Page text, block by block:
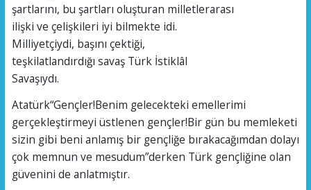
şartlarını, bu şartları oluşturan milletlerarası
ilişki ve çelişkileri iyi bilmekte idi.
Milliyetçiydi, başını çektiği,
teşkilatlandırdığı savaş Türk İstiklâl
Savaşıydı.
Atatürk“Gençler!Benim gelecekteki emellerimi
gerçekleştirmeyi üstlenen gençler!Bir gün bu memleketi
sizin gibi beni anlamış bir gençliğe bırakacağımdan dolayı
çok memnun ve mesudum”derken Türk gençliğine olan
güvenini de anlatmıştır.